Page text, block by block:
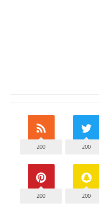
200
200
200
200